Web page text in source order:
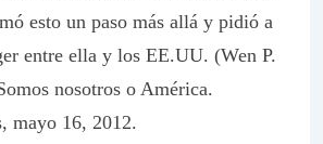
esto un paso más allá y pidió a
entre ella y los EE.UU. (Wen P.
nosotros o América.
mayo 16, 2012.